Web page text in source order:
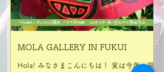
MOLA GALLERY IN FUKUI
Hola! みなさまこんにちは！ 実は今年、福